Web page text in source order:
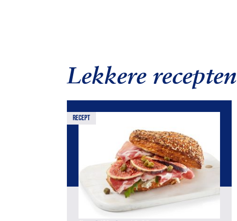
Lekkere recepten
recept